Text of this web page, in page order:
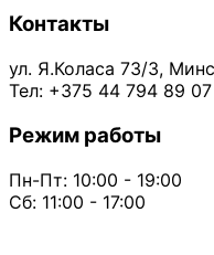
Контакты
ул. Я.Коласа 73/3,
Тел: +375 44 794 89 07
Режим работы
Пн-Пт: 10:00 - 19:00
Сб: 11:00 - 17:00